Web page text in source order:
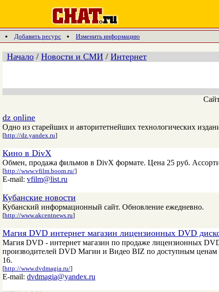
Добавить ресурс Изменить информацию
Начало / Новости и СМИ / Интернет
dz online
Одно из старейших и авторитетнейших технологических
[http://dz.yandex.ru]
Кино в DivX
Обмен, продажа фильмов в DivX формате. Цена 25 руб.
[http://www.vfilm.boom.ru/]
E-mail: vfilm@list.ru
Кубанские новости
Кубанский информационный сайт. Обновление ежедневно.
[http://www.akcentnews.ru]
Магия DVD интернет магазин лицензионных DVD
Магия DVD - интернет магазин по продаже лицензионных
производителей DVD Магии и Видео BIZ по доступным ценам
16.
[http://www.dvdmagia.ru/]
E-mail: dvdmagia@yandex.ru